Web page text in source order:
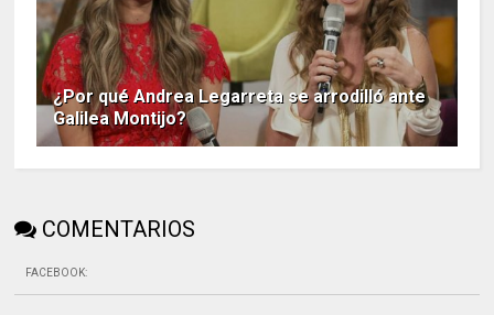
¿Por qué Andrea Legarreta se arrodilló ante
Galilea Montijo?
COMENTARIOS
FACEBOOK: